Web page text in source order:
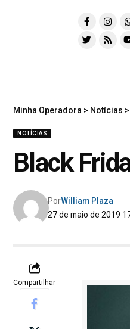
Minha Operadora > Notícias >
NOTÍCIAS
Black
27 de maio de 2019
PorWilliam Plaza
Compartilhar